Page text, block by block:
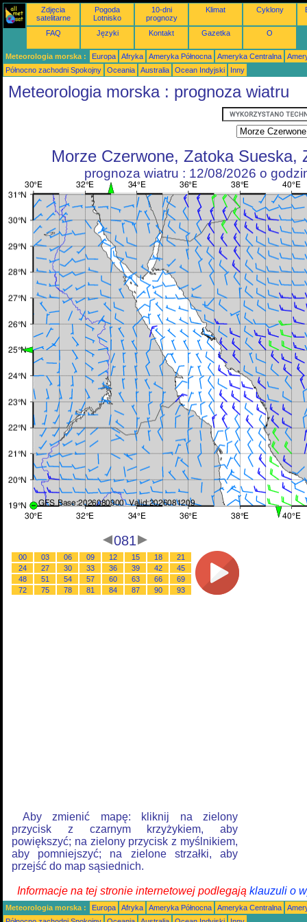
Zdjęcia
satelitarne
Pogoda
Lotnisko
10-dni
prognozy
Klimat Cyklony
FAQ Języki Kontakt Gazetka O
Meteorologia morska : Europa Afryka Ameryka Północna Ameryka Centralna
Północno zachodni Spokojny
Oceania Australia Ocean Indyjski Inny
Meteorologia morska : prognoza wiatru
Morze Czerwone, Zatoka Sueska,
prognoza wiatru : 12/08/2026 o
081
00 03 06 09 12 15 18
21
24
27 30 33 36 39 42
45
48
51 54 57 60 63 66
69
72
75 78 81 84 87 90 93
Aby zmienić mapę: kliknij na zielony
przycisk z czarnym krzyżykiem, aby
powiększyć; na zielony przycisk z myślnikiem,
aby pomniejszyć; na zielone strzałki, aby
przejść do map sąsiednich.
Informacje na tej stronie internetowej podlegają klauzuli o
Meteorologia morska : Europa Afryka Ameryka Północna Ameryka Centralna